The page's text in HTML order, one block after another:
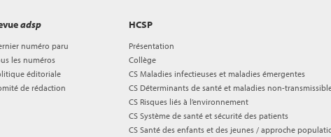
HCSP
Présentation
Collège
CS Maladies infectieuses et maladies émergentes
CS Déterminants de santé et maladies non-
CS Risques liés à l’environnement
CS Système de santé et sécurité des patients
CS Santé des enfants et des jeunes / approche
adsp
numéro paru
les numéros
éditoriale
de rédaction